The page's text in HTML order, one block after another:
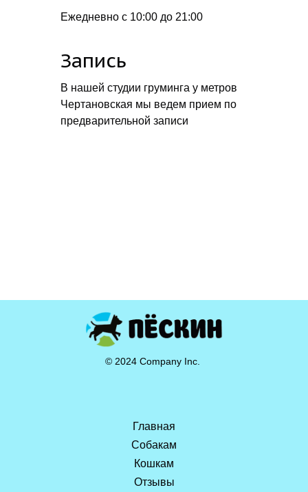
В нашей студии груминга у метров
Чертановская мы ведем прием по
предварительной записи
Ежедневно с 10:00 до 21:00
Запись
© 2024 Company Inc.
Главная
Собакам
Кошкам
Отзывы